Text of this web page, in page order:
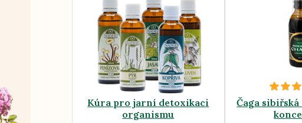
Kúra pro jarní detoxikaci
organismu
Čaga